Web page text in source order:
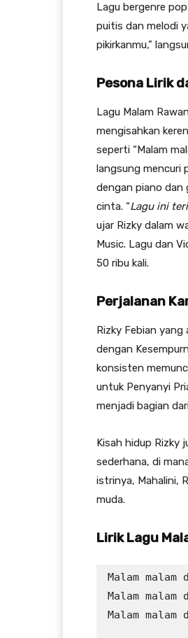
Lagu bergenre
puitis dan melodi
pikirkanmu,”
Pesona Lirik
Lagu Malam
mengisahkan
seperti “Malam
langsung mencuri
dengan piano dan
cinta. “Lagu ini
ujar Rizky dalam
Music. Lagu dan
50 ribu kali.
Perjalanan
Rizky Febian
dengan
konsisten
untuk Penyanyi
menjadi bagian
Kisah hidup Rizky
sederhana, di
istrinya, Mahalini,
muda.
Lirik Lagu
Malam
Malam
Malam